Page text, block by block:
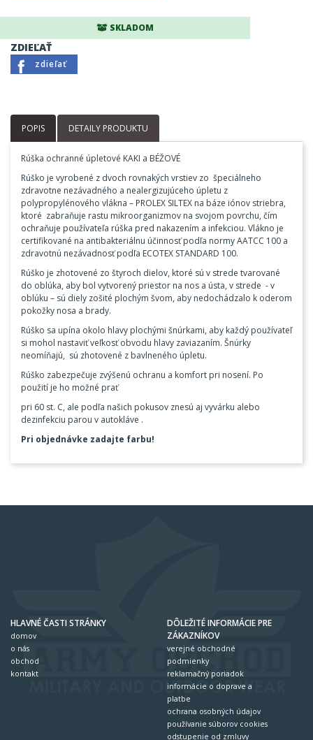
SKLADOM
ZDIEĽAŤ
zdieľať
POPIS DETAILY PRODUKTU
Rúška ochranné úpletové KAKI a BÉŽOVÉ
Rúško je vyrobené z dvoch rovnakých vrstiev zo špeciálneho
zdravotne nezávadného a nealergizujúceho úpletu z
polypropylénového vlákna – PROLEX SILTEX na báze iónov striebra,
ktoré zabraňuje rastu mikroorganizmov na svojom povrchu, čím
ochraňuje používateľa rúška pred nakazením a infekciou. Vlákno je
certifikované na antibakteriálnu účinnosť podľa normy AATCC 100 a
zdravotnú nezávadnosť podľa ECOTEX STANDARD 100.
Rúško je zhotovené zo štyroch dielov, ktoré sú v strede tvarované
do oblúka, aby bol vytvorený priestor na nos a ústa, v strede - v
oblúku – sú diely zošité plochým švom, aby nedochádzalo k oderom
pokožky nosa a brady.
Rúško sa upína okolo hlavy plochými šnúrkami, aby každý používateľ
si mohol nastaviť veľkosť obvodu hlavy zaviazaním. Šnúrky
neomíňajú, sú zhotovené z bavlneného úpletu.
Rúško zabezpečuje zvýšenú ochranu a komfort pri nosení. Po
použití je ho možné prať
pri 60 st. C, ale podľa našich pokusov znesú aj vyvárku alebo
dezinfekciu parou v autokláve .
Pri objednávke zadajte farbu!
HLAVNÉ ČASTI STRÁNKY
domov
o nás
obchod
kontakt
DÔLEŽITÉ INFORMÁCIE PRE
ZÁKAZNÍKOV
verejné obchodné
podmienky
reklamačný poriadok
informácie o doprave a
platbe
ochrana osobných údajov
používanie súborov cookies
odstupenie od zmluvy